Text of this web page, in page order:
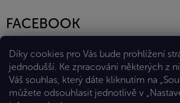
Díky cookies pro Vás bude prohlížení
jednodušší. Ke zpracování některých z
Váš souhlas, který dáte kliknutím na
můžete odsouhlasit jednotlivě v
FACEBOOK